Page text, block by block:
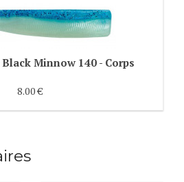
Minnow 140 - Corps
8.00 €